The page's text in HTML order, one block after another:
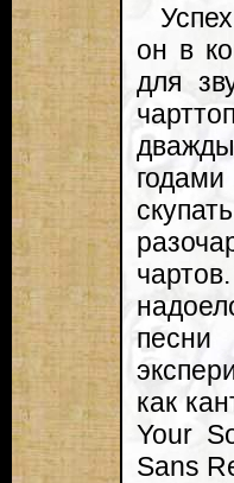
он в
для
как
Your
Sans